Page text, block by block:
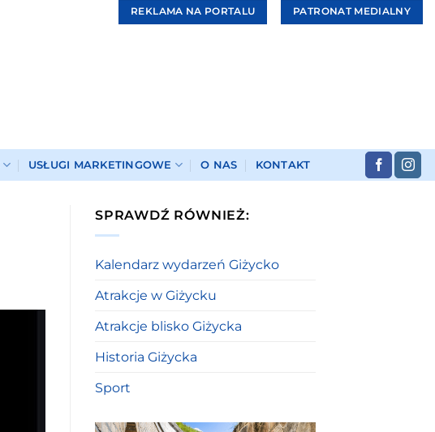
REKLAMA NA PORTALU PATRONAT MEDIALNY
USŁUGI MARKETINGOWE O NAS KONTAKT
SPRAWDŹ RÓWNIEŻ:
Kalendarz wydarzeń Giżycko
Atrakcje w Giżycku
Atrakcje blisko Giżycka
Historia Giżycka
Sport